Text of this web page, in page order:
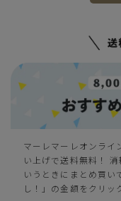
LL(24.5-25.0cm)
3L(25.0-25.5cm)
在庫切れ
ブルー
マーレマーレオンライ
い上げで送料無料！
いうときにまとめ買い
し！」の金額をクリッ